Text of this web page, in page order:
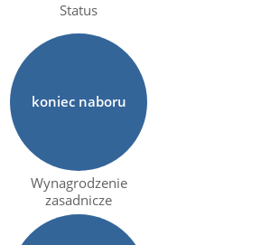
Status
koniec naboru
Wynagrodzenie
zasadnicze